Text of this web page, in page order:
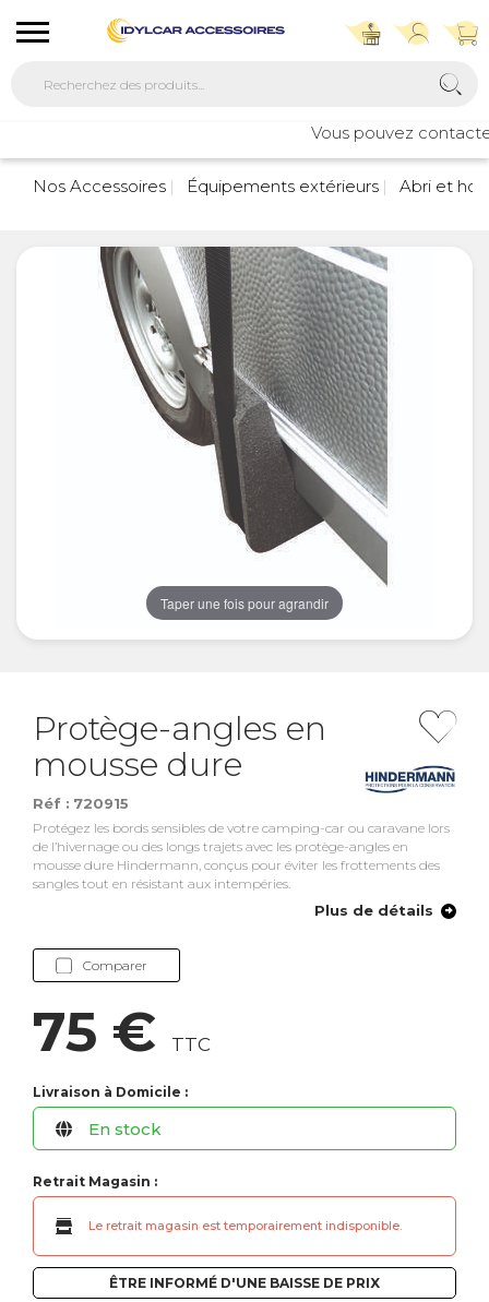
Vous pouvez
Nos Accessoires
Équipements extérieurs Abri et
Taper une fois pour agrandir
Protège-angles en
mousse dure
Réf : 720915
Protégez les bords sensibles de votre camping-car ou caravane lors
de l’hivernage ou des longs trajets avec les protège-angles en
mousse dure Hindermann, conçus pour éviter les frottements des
sangles tout en résistant aux intempéries.
Plus de détails
Comparer
75 € TTC
Livraison à Domicile :
En stock
Retrait Magasin :
Le retrait magasin est temporairement indisponible.
ÊTRE INFORMÉ D'UNE BAISSE DE PRIX